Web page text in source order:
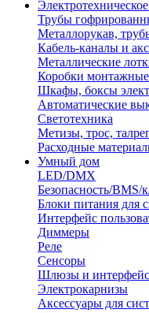
Трубы
Металлорукав,
Кабель-каналы и
Металлические
Коробки
Шкафы, боксы
Автоматические
Светотехника
Метизы, трос,
Расходные
Умный дом
LED/DMX
Безопасность/
Блоки питания для
Интерфейс
Диммеры
Реле
Сенсоры
Шлюзы и
Электрокарнизы
Аксессуары для